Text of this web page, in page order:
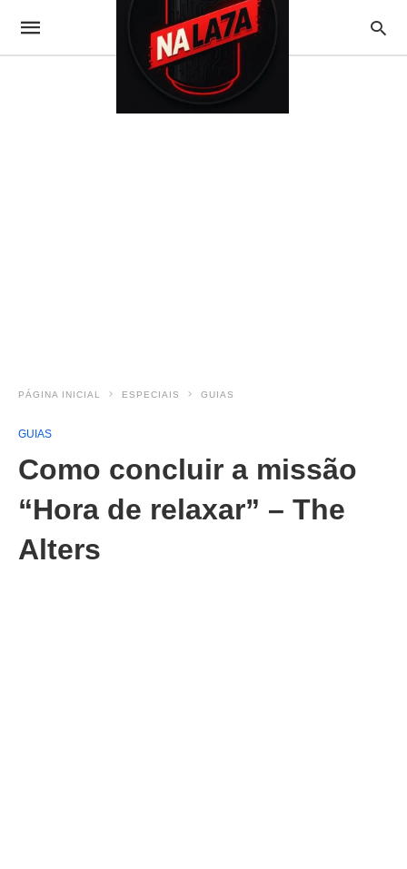
PÁGINA INICIAL ESPECIAIS GUIAS
GUIAS
Como concluir a missão
“Hora de relaxar” – The
Alters